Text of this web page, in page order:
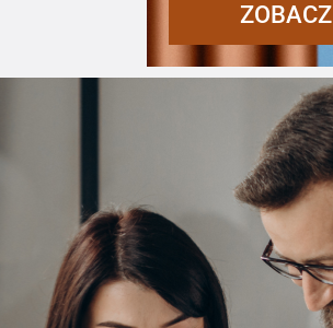
ZOBACZ